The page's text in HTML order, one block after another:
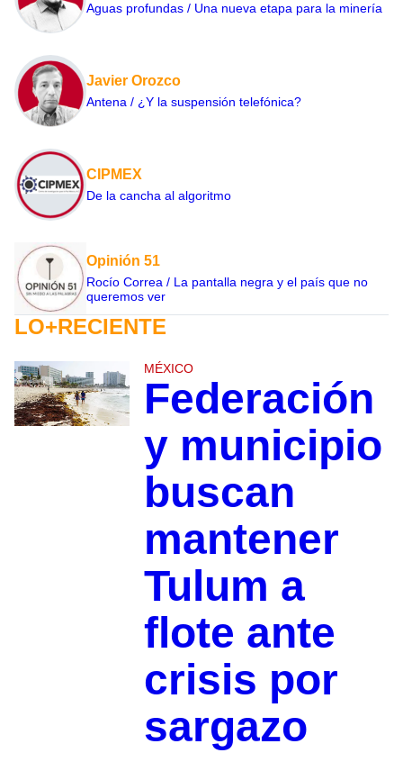
Aguas profundas / Una nueva etapa para la minería
Javier Orozco
Antena / ¿Y la suspensión telefónica?
CIPMEX
De la cancha al algoritmo
Opinión 51
Rocío Correa / La pantalla negra y el país que no
queremos ver
LO+RECIENTE
MÉXICO
Federación
y municipio
buscan
mantener
Tulum a
flote ante
crisis por
sargazo